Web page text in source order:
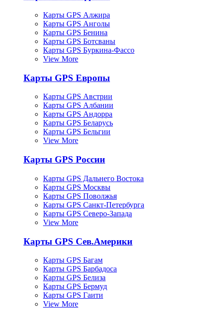
Карты GPS Алжира
Карты GPS Анголы
Карты GPS Бенина
Карты GPS Ботсваны
Карты GPS Буркина-Фассо
View More
Карты GPS Европы
Карты GPS Австрии
Карты GPS Албании
Карты GPS Андорра
Карты GPS Беларусь
Карты GPS Бельгии
View More
Карты GPS России
Карты GPS Дальнего Востока
Карты GPS Москвы
Карты GPS Поволжья
Карты GPS Санкт-Петербурга
Карты GPS Северо-Запада
View More
Карты GPS Сев.Америки
Карты GPS Багам
Карты GPS Барбадоса
Карты GPS Белиза
Карты GPS Бермуд
Карты GPS Гаити
View More